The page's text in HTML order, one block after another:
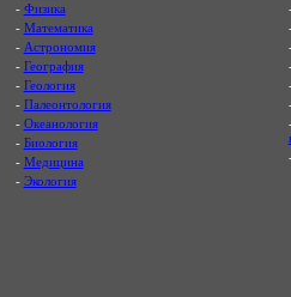
- Физика
- Математика
- Астрономия
- География
- Геология
- Палеонтология
- Океанология
- Биология
- Медицина
- Экология